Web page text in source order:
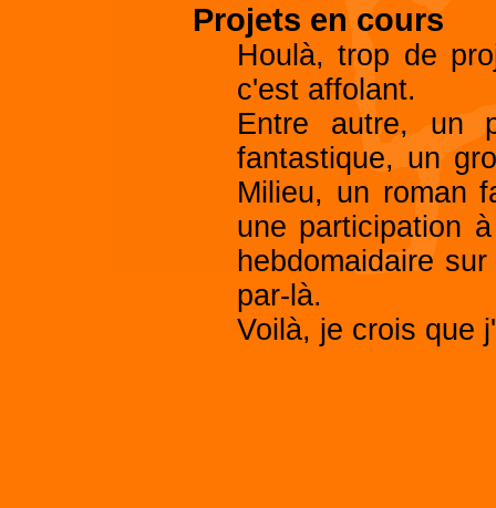
Projets en cours
Houlà, trop de
c'est affolant.
Entre autre, un
fantastique, un
Milieu, un roman
une participation
hebdomaidaire
par-là.
Voilà, je crois que